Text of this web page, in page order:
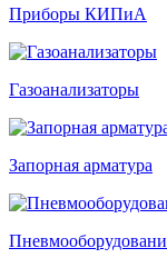
Приборы КИПиА
Газоанализаторы
Запорная арматура